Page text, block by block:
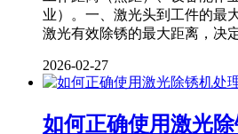
业）。一、激光头到工件的最
激光有效除锈的最大距离，决
2026-02-27
如何正确使用激光